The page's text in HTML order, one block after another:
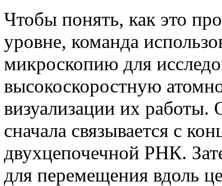
Чтобы понять, как это
уровне, команда
микроскопию для
высокоскоростную
визуализации их
сначала связывается с
двухцепочечной РНК.
для перемещения вдоль